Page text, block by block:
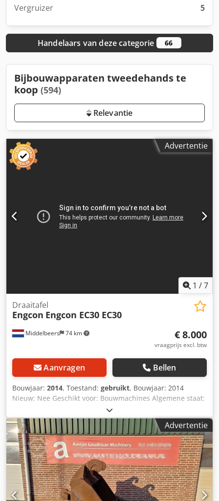
Vergruizer
5
Handelaars van deze categorie 66
Bijbouwapparaten tweedehands te
koop (594)
Relevantie
Advertentie
1 /7
Middelbeers 74 km
Draaitafel
Engcon Engcon EC30 EC30
€ 8.000
vraagprijs excl. btw
Aanvragen Bellen
Bouwjaar: 2014, Toestand: gebruikt, Bouwjaar: 2014
Nieuw: Nee Geschikt voor: Bouwmachines Algemene staat:
zeer goed Technische staat: zeer goed Optische staat: zeer
goed Neem contact op met Ernst van Hek voor meer
informatie. Te koop: Engcon EC30 Tiltrotator (2014) met
geïntegreerde grijper Verhoog de efficiëntie en
veelzijdigheid van uw zware graafmachine met deze
robuuste Engcon EC30 tiltrotator. Dit apparaat is eerder
gemonteerd geweest op een Komatsu PC240 en is
uitgerust met de zeer gewilde geïntegreerde
grijpercassette, waarmee het een perfecte allround tool is
Advertentie